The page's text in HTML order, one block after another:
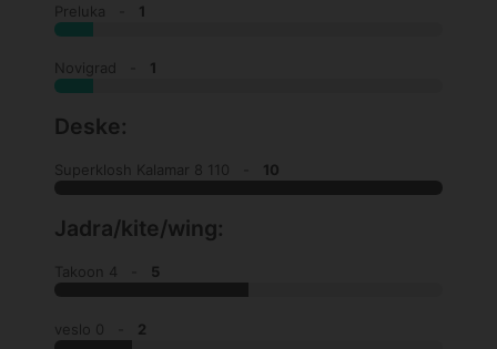
Preluka - 1
Novigrad - 1
Deske:
Superklosh Kalamar 8 110 - 10
Jadra/kite/wing:
Takoon 4 - 5
veslo 0 - 2